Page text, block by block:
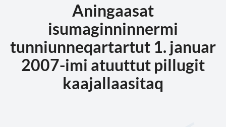
Aningaasat
isumaginninnermi
tunniunneqartartut 1. januar
2007-imi atuuttut pillugit
kaajallaasitaq